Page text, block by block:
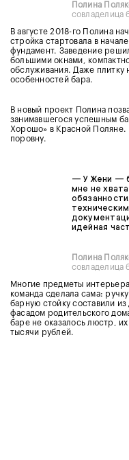
Полина
совладелица
В августе 2018-го Полина
стройка стартовала в
фундамент. Заведение
большими окнами,
обслуживания. Даже плитку
особенностей бара.
В новый проект Полина
занимавшегося успешным
Хорошо» в Красной Поляне.
поровну.
— У Жени —
мне не
идейная
Полина
совладелица
Многие предметы
команда сделала сама:
барную стойку составили
фасадом родительского
баре не оказалось люстр,
тысячи рублей.